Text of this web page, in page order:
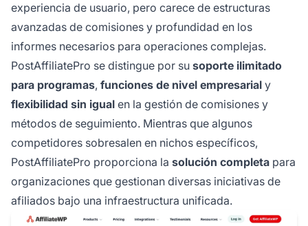
experiencia de usuario, pero carece de estructuras
avanzadas de comisiones y profundidad en los
informes necesarios para operaciones complejas.
PostAffiliatePro se distingue por su soporte ilimitado
para programas, funciones de nivel empresarial y
flexibilidad sin igual en la gestión de comisiones y
métodos de seguimiento. Mientras que algunos
competidores sobresalen en nichos específicos,
PostAffiliatePro proporciona la solución completa para
organizaciones que gestionan diversas iniciativas de
afiliados bajo una infraestructura unificada.